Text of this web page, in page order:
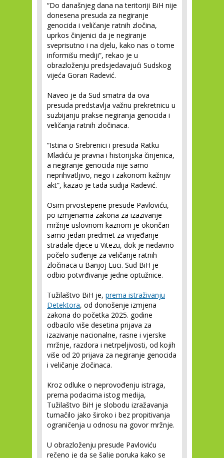
“Do današnjeg dana na teritoriji BiH nije
donesena presuda za negiranje
genocida i veličanje ratnih zločina,
uprkos činjenici da je negiranje
sveprisutno i na djelu, kako nas o tome
informišu mediji”, rekao je u
obrazloženju predsjedavajući Sudskog
vijeća Goran Radević.
Naveo je da Sud smatra da ova
presuda predstavlja važnu prekretnicu u
suzbijanju prakse negiranja genocida i
veličanja ratnih zločinaca.
“Istina o Srebrenici i presuda Ratku
Mladiću je pravna i historijska činjenica,
a negiranje genocida nije samo
neprihvatljivo, nego i zakonom kažnjiv
akt”, kazao je tada sudija Radević.
Osim prvostepene presude Pavloviću,
po izmjenama zakona za izazivanje
mržnje uslovnom kaznom je okončan
samo jedan predmet za vrijeđanje
stradale djece u Vitezu, dok je nedavno
počelo suđenje za veličanje ratnih
zločinaca u Banjoj Luci. Sud BiH je
odbio potvrđivanje jedne optužnice.
Tužilaštvo BiH je, prema istraživanju
Detektora, od donošenje izmjena
zakona do početka 2025. godine
odbacilo više desetina prijava za
izazivanje nacionalne, rasne i vjerske
mržnje, razdora i netrpeljivosti, od kojih
više od 20 prijava za negiranje genocida
i veličanje zločinaca.
Kroz odluke o neprovođenju istraga,
prema podacima istog medija,
Tužilaštvo BiH je slobodu izražavanja
tumačilo jako široko i bez propitivanja
ograničenja u odnosu na govor mržnje.
U obrazloženju presude Pavloviću
rečeno je da se šalje poruka kako se